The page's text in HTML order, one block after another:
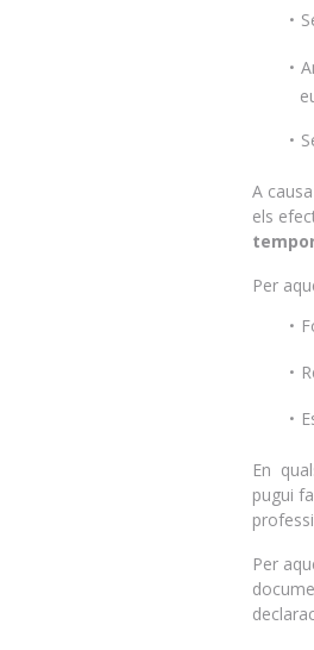
A
els
Per
En
pugui
Per